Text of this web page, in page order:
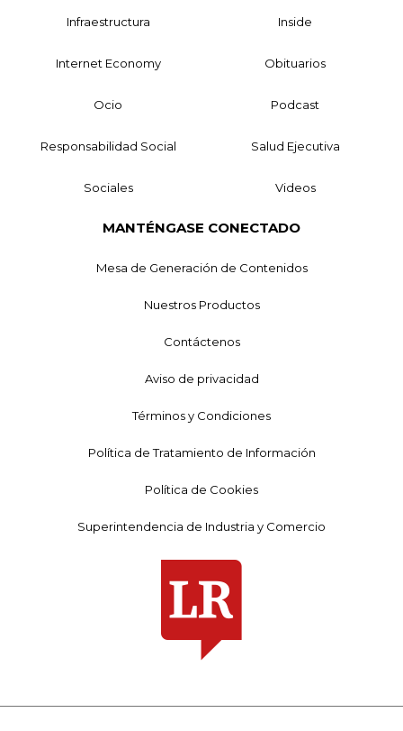
Infraestructura Inside
Internet Economy Obituarios
Ocio Podcast
Responsabilidad Social Salud Ejecutiva
Sociales Videos
MANTÉNGASE CONECTADO
Mesa de Generación de Contenidos
Nuestros Productos
Contáctenos
Aviso de privacidad
Términos y Condiciones
Política de Tratamiento de Información
Política de Cookies
Superintendencia de Industria y Comercio